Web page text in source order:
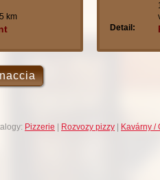
km
Detail:
Pizzerie Rozvozy pizzy Kavárny /